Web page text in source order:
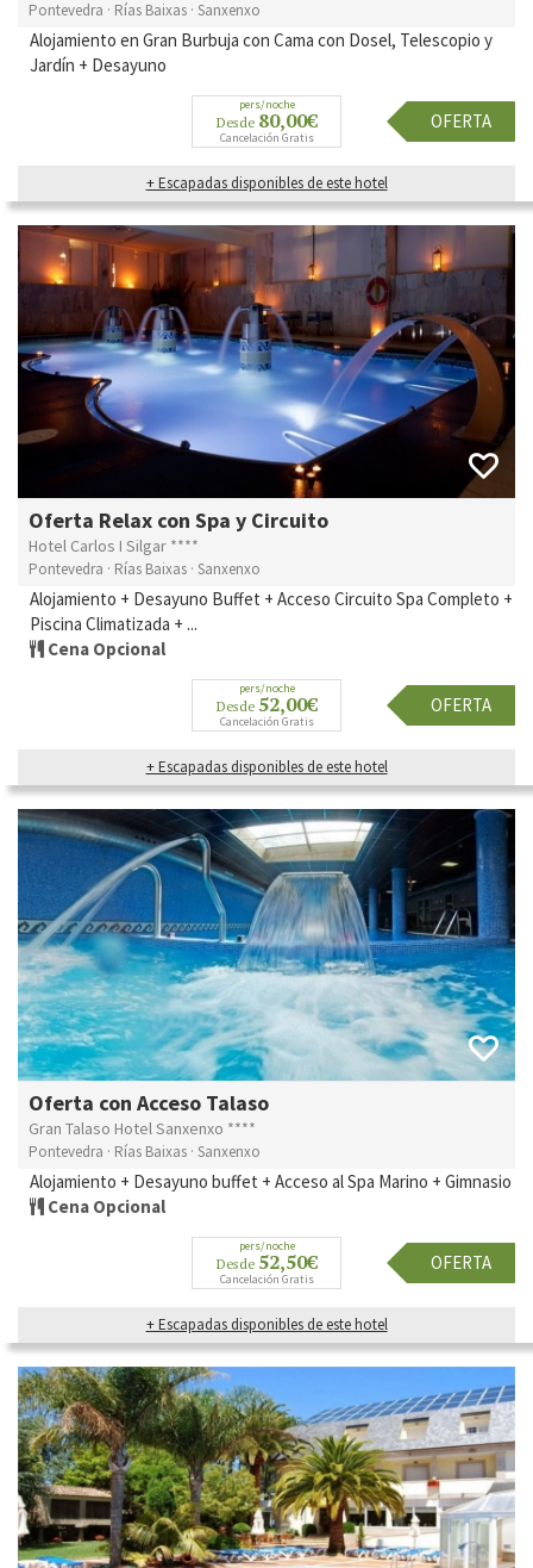
Pontevedra · Rías Baixas · Sanxenxo
Alojamiento en Gran Burbuja con Cama con Dosel, Telescopio y
Jardín + Desayuno
pers/noche
Desde 80,00€
Cancelación Gratis
OFERTA
+ Escapadas disponibles de este hotel
Oferta Relax con Spa y Circuito
Hotel Carlos I Silgar ****
Pontevedra · Rías Baixas · Sanxenxo
Alojamiento + Desayuno Buffet + Acceso Circuito Spa Completo +
Piscina Climatizada + ...
Cena Opcional
pers/noche
Desde 52,00€
Cancelación Gratis
OFERTA
+ Escapadas disponibles de este hotel
Oferta con Acceso Talaso
Gran Talaso Hotel Sanxenxo ****
Pontevedra · Rías Baixas · Sanxenxo
Alojamiento + Desayuno buffet + Acceso al Spa Marino + Gimnasio
Cena Opcional
pers/noche
Desde 52,50€
Cancelación Gratis
OFERTA
+ Escapadas disponibles de este hotel